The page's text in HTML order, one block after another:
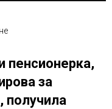
пенсионерка,
за
получила